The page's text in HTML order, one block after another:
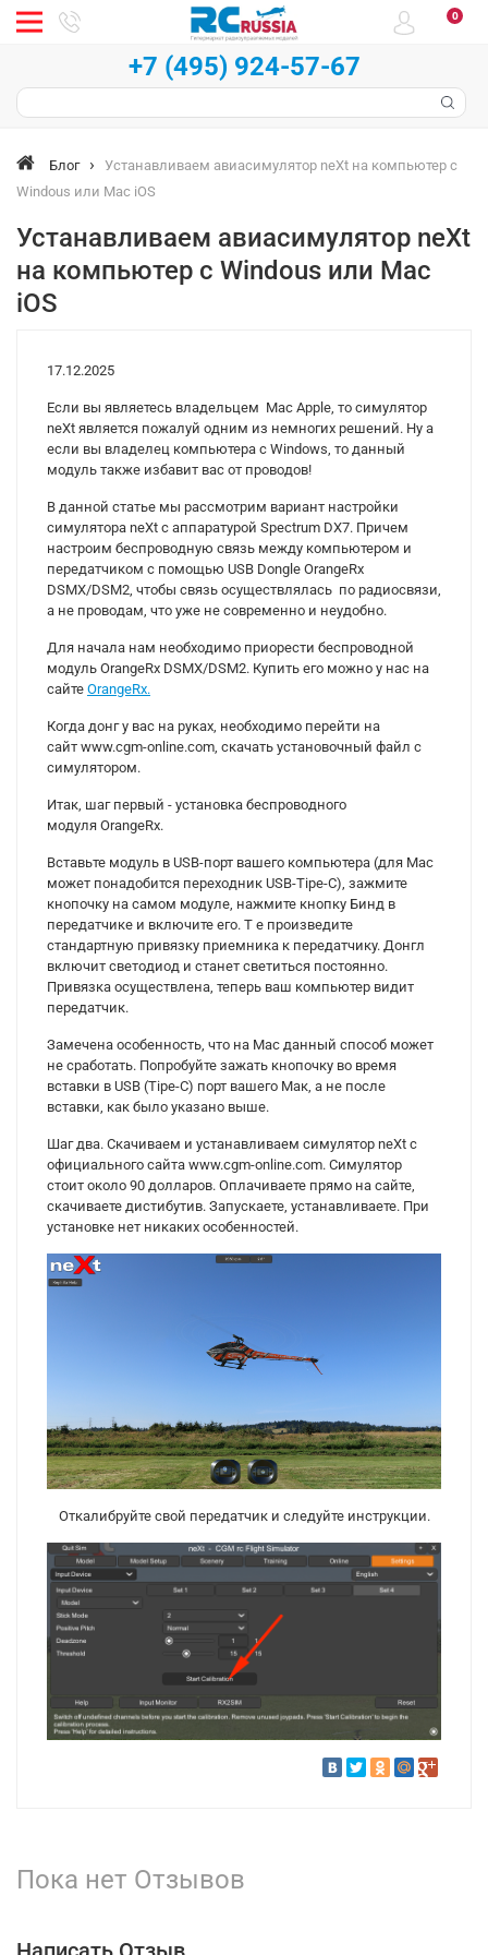
0
+7 (495) 924-57-67
Блог
Устанавливаем авиасимулятор neXt на компьютер с
Windous или Mac iOS
Устанавливаем авиасимулятор neXt
на компьютер с Windous или Mac
iOS
17.12.2025
Если вы являетесь владельцем Mac Apple, то симулятор
neXt является пожалуй одним из немногих решений. Ну а
если вы владелец компьютера с Windows, то данный
модуль также избавит вас от проводов!
В данной статье мы рассмотрим вариант настройки
симулятора neXt с аппаратурой Spectrum DX7. Причем
настроим беспроводную связь между компьютером и
передатчиком с помощью USB Dongle OrangeRx
DSMX/DSM2, чтобы связь осуществлялась по радиосвязи,
а не проводам, что уже не современно и неудобно.
Для начала нам необходимо приорести беспроводной
модуль OrangeRx DSMX/DSM2. Купить его можно у нас на
сайте OrangeRx.
Когда донг у вас на руках, необходимо перейти на
сайт www.cgm-online.com, скачать установочный файл с
симулятором.
Итак, шаг первый - установка беспроводного
модуля OrangeRx.
Вставьте модуль в USB-порт вашего компьютера (для Mac
может понадобится переходник USB-Tipe-C), зажмите
кнопочку на самом модуле, нажмите кнопку Бинд в
передатчике и включите его. Т е произведите
стандартную привязку приемника к передатчику. Донгл
включит светодиод и станет светиться постоянно.
Привязка осуществлена, теперь ваш компьютер видит
передатчик.
Замечена особенность, что на Mac данный способ может
не сработать. Попробуйте зажать кнопочку во время
вставки в USB (Tipe-C) порт вашего Мак, а не после
вставки, как было указано выше.
Шаг два. Скачиваем и устанавливаем симулятор neXt с
официального сайта www.cgm-online.com. Симулятор
стоит около 90 долларов. Оплачиваете прямо на сайте,
скачиваете дистибутив. Запускаете, устанавливаете. При
установке нет никаких особенностей.
Откалибруйте свой передатчик и следуйте инструкции.
Пока нет Отзывов